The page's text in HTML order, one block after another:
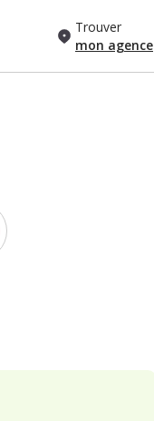
Trouver
mon agence